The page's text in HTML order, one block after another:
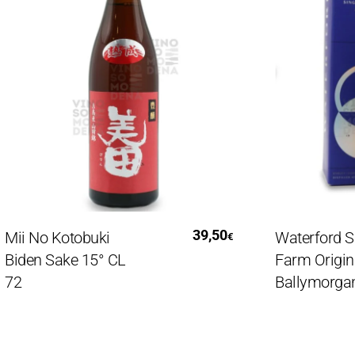
No Kotobuki
Sake 15° CL
39,50€
Waterford
Farm Origin
Ballymorgan